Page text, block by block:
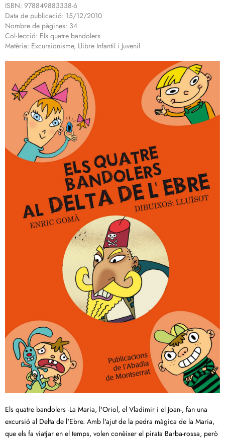
ISBN: 978849883338-6
Data de publicació: 15/12/2010
Nombre de pàgines: 34
Col·lecció: Els quatre bandolers
Matèria: Excursionisme, Llibre Infantil i Juvenil
Els quatre bandolers -La Maria, l'Oriol, el Vladimir i el Joan-, fan una
excursió al Delta de l'Ebre. Amb l'ajut de la pedra màgica de la Maria,
que els fa viatjar en el temps, volen conèixer el pirata Barba-rossa, però